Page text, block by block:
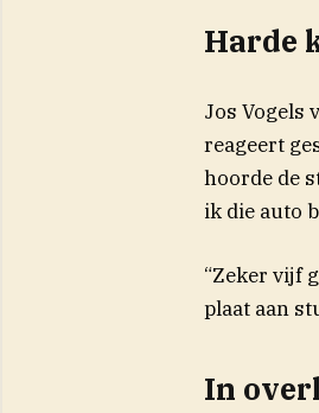
Harde
Jos Vogels
reageert
hoorde de
ik die auto
“Zeker vijf
plaat aan
In